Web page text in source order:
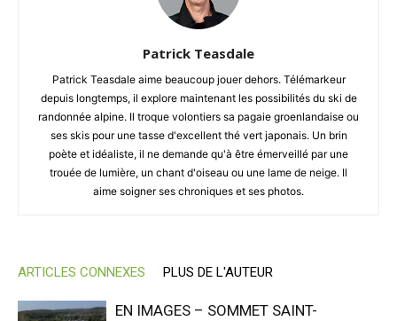
Patrick Teasdale
Patrick Teasdale aime beaucoup jouer dehors. Télémarkeur
depuis longtemps, il explore maintenant les possibilités du ski de
randonnée alpine. Il troque volontiers sa pagaie groenlandaise ou
ses skis pour une tasse d'excellent thé vert japonais. Un brin
poète et idéaliste, il ne demande qu'à être émerveillé par une
trouée de lumière, un chant d'oiseau ou une lame de neige. Il
aime soigner ses chroniques et ses photos.
ARTICLES CONNEXES PLUS DE L'AUTEUR
EN IMAGES – SOMMET SAINT-